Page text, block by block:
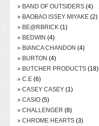
» BAND OF OUTSIDERS (4)
» BAOBAO ISSEY MIYAKE (2)
» BE@RBRICK (1)
» BEDWIN (4)
» BIANCA CHANDON (4)
» BURTON (4)
» BUTCHER PRODUCTS (18)
» C.E (6)
» CASEY CASEY (1)
» CASIO (5)
» CHALLENGER (8)
» CHROME HEARTS (3)